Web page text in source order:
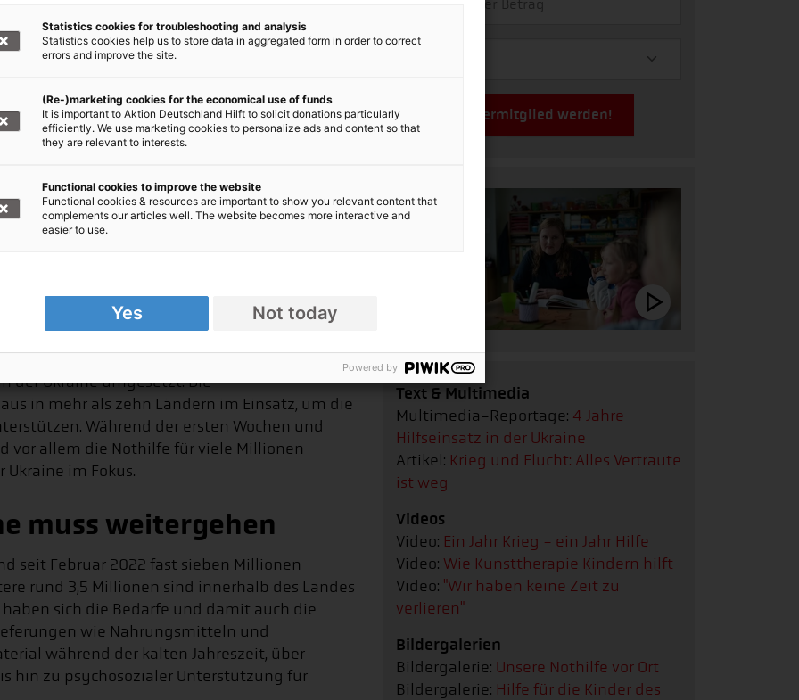
für die Menschen aus
der Ukraine umgesetzt. Die
in mehr als zehn Ländern im Einsatz, um die
Während der ersten Wochen und
vor allem die Nothilfe für viele Millionen
im Fokus.
muss weitergehen
seit Februar 2022 fast sieben Millionen
rund 3,5 Millionen sind innerhalb des Landes
sich die Bedarfe und damit auch die
wie Nahrungsmitteln und
während der kalten Jahreszeit, über
hin zu psychosozialer Unterstützung für
Jetzt Fördermitglied werden!
Text & Multimedia
Multimedia-Reportage: 4 Jahre
Hilfseinsatz in der Ukraine
Artikel: Krieg und Flucht: Alles Vertraute
ist weg
Videos
Video: Ein Jahr Krieg - ein Jahr Hilfe
Video: Wie Kunsttherapie Kindern hilft
Video: "Wir haben keine Zeit zu
verlieren"
Bildergalerien
Bildergalerie: Unsere Nothilfe vor Ort
Bildergalerie: Hilfe für die Kinder des
Statistics cookies for troubleshooting and analysis
Statistics cookies help us to store data in aggregated form in order to correct
errors and improve the site.
(Re-)marketing cookies for the economical use of funds
It is important to Aktion Deutschland Hilft to solicit donations particularly
efficiently. We use marketing cookies to personalize ads and content so that
they are relevant to interests.
Functional cookies to improve the website
Functional cookies & resources are important to show you relevant content that
complements our articles well. The website becomes more interactive and
easier to use.
Yes Not today
Powered by